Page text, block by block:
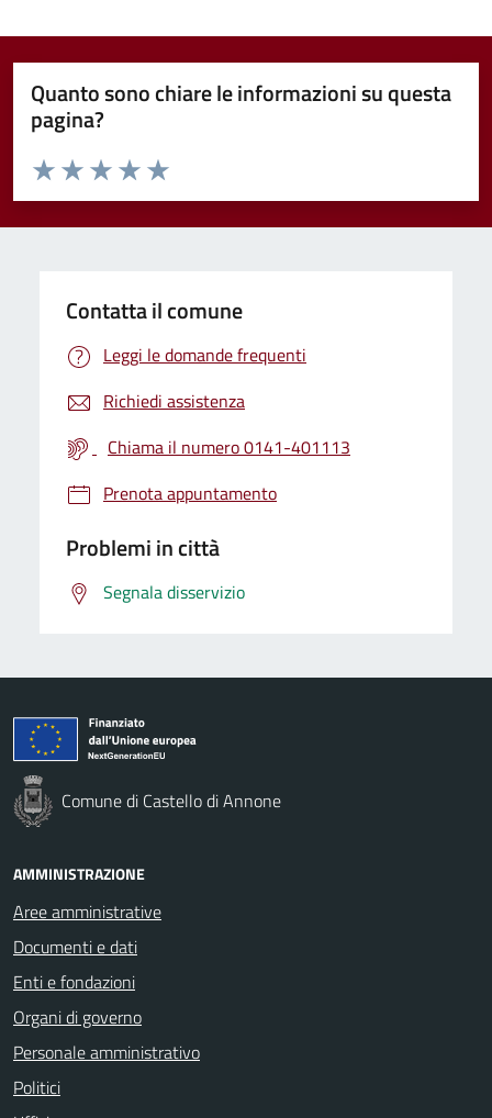
Quanto sono chiare le informazioni su questa
pagina?
Valuta da 1 a 5 stelle la pagina
Valuta 5 stelle su 5
Valuta 4 stelle su 5
Valuta 3 stelle su 5
Valuta 2 stelle su 5
Valuta 1 stelle su 5
Contatta il comune
Leggi le domande frequenti
Richiedi assistenza
Chiama il numero 0141-401113
Prenota appuntamento
Problemi in città
Segnala disservizio
Comune di Castello di Annone
AMMINISTRAZIONE
Aree amministrative
Documenti e dati
Enti e fondazioni
Organi di governo
Personale amministrativo
Politici